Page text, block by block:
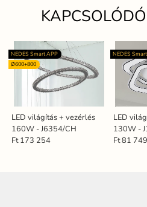
LED világítás + vezérlés
160W - J6354/CH
NEDES Smart APP
Ø600+800
Ft 173 254
LED
130W -
NEDES
Ft 81 749